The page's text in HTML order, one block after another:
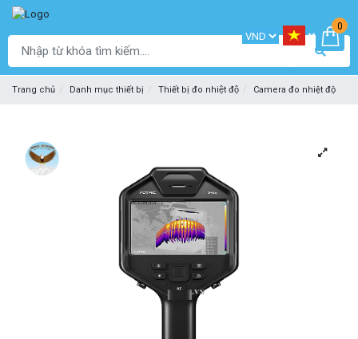
0
Trang chủ Danh mục thiết bị Thiết bị đo nhiệt độ Camera đo nhiệt độ